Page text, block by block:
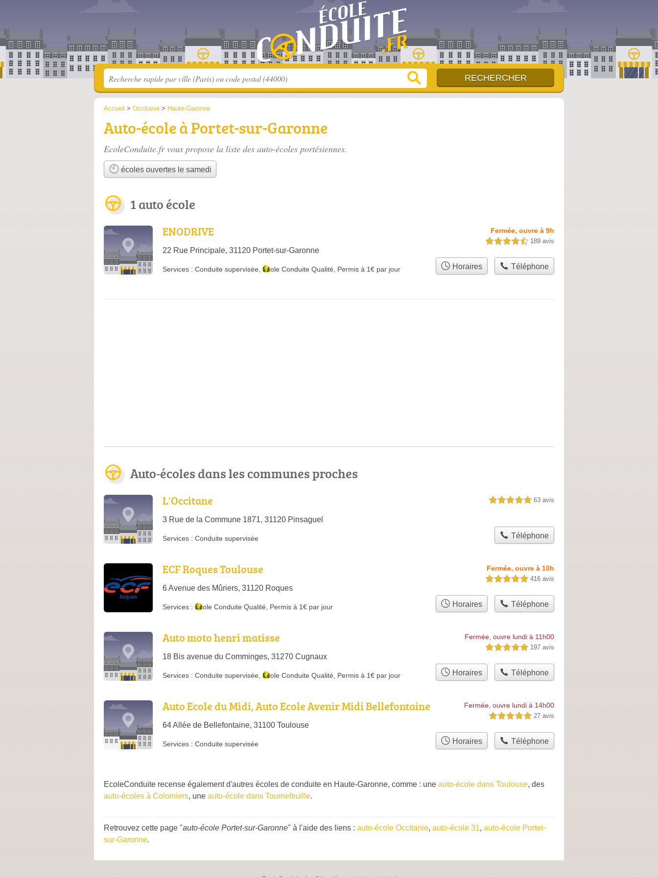
Accueil > Occitanie > Haute-Garonne
Auto-école à Portet-sur-Garonne
EcoleConduite.fr vous propose la liste des auto-écoles portésiennes.
écoles ouvertes le samedi
1 auto école
ENODRIVE
22 Rue Principale, 31120 Portet-sur-Garonne
Fermée, ouvre à 9h
4,5 étoiles sur 5 189 avis
Services : Conduite supervisée École Conduite Qualité Permis à 1€ par jour Horaires Téléphone
Auto-écoles dans les communes proches
L'Occitane
3 Rue de la Commune 1871, 31120 Pinsaguel
5,0 étoiles sur 5 63 avis
Services : Conduite supervisée Téléphone
ECF Roques Toulouse
6 Avenue des Mûriers, 31120 Roques
Fermée, ouvre à 10h
5,0 étoiles sur 5 416 avis
Services : École Conduite Qualité Permis à 1€ par jour Horaires Téléphone
Auto moto henri matisse
18 Bis avenue du Comminges, 31270 Cugnaux
Fermée, ouvre lundi à 11h00
5,0 étoiles sur 5 197 avis
Services : Conduite supervisée École Conduite Qualité Permis à 1€ par jour Horaires Téléphone
Auto Ecole du Midi, Auto Ecole Avenir Midi Bellefontaine
64 Allée de Bellefontaine, 31100 Toulouse
Fermée, ouvre lundi à 14h00
5,0 étoiles sur 5 27 avis
Services : Conduite supervisée Horaires Téléphone
EcoleConduite recense également d'autres écoles de conduite en Haute-Garonne, comme : une auto-école dans Toulouse, des
auto-écoles à Colomiers, une auto-école dans Tournefeuille.
Retrouvez cette page "auto-école Portet-sur-Garonne" à l'aide des liens : auto-école Occitanie, auto-école 31, auto-école Portet-
sur-Garonne.